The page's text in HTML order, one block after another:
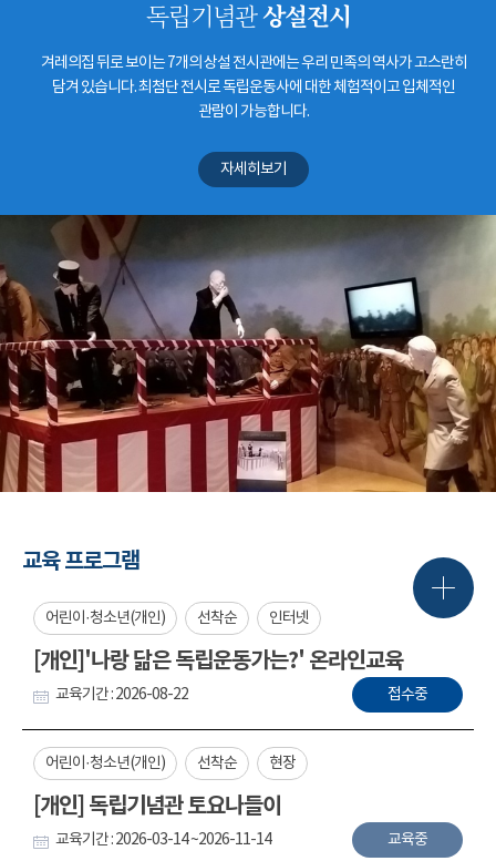
독립기념관상설전시
겨레의집 뒤로 보이는 7개의 상설 전시관에는 우리 민족의 역사가 고스란히
담겨 있습니다. 최첨단 전시로 독립운동사에 대한 체험적이고 입체적인
관람이 가능합니다.
자세히보기
교육 프로그램
어린이·청소년(개인) 선착순 인터넷
[개인]'나랑 닮은 독립운동가는?' 온라인교육
교육기간 : 2026-08-22 접수중
어린이·청소년(개인) 선착순 현장
[개인] 독립기념관 토요나들이
교육기간 : 2026-03-14 ~2026-11-14 교육중